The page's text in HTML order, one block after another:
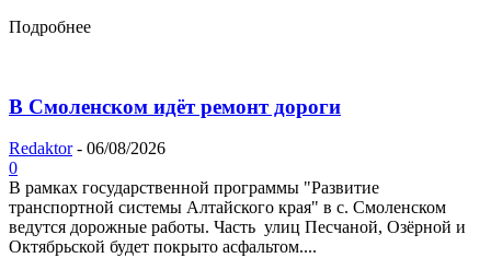
Подробнее
В Смоленском идёт ремонт дороги
Redaktor - 06/08/2026
0
В рамках государственной программы "Развитие
транспортной системы Алтайского края" в с. Смоленском
ведутся дорожные работы. Часть улиц Песчаной, Озёрной и
Октябрьской будет покрыто асфальтом....